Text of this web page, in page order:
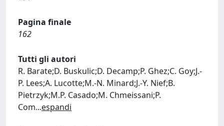
Pagina finale
162
Tutti gli autori
R. Barate;D. Buskulic;D. Decamp;P. Ghez;C. Goy;J.-
P. Lees;A. Lucotte;M.-N. Minard;J.-Y. Nief;B.
Pietrzyk;M.P. Casado;M. Chmeissani;P.
Com...espandi